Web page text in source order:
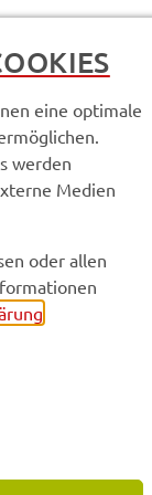
eine optimale
werden
Medien
oder allen